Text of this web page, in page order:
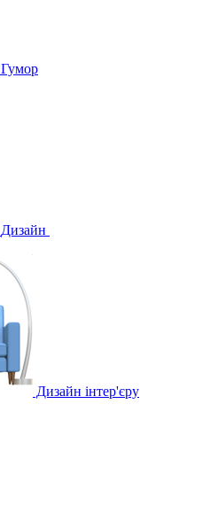
Гумор
Дизайн
Дизайн інтер'єру